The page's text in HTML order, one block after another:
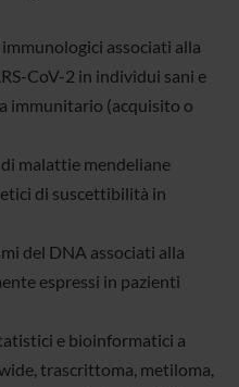
associati alla
CoV-2 in individui sani e
immunitario (acquisito o
malattie mendeliane
di suscettibilità in
del DNA associati alla
espressi in pazienti
e bioinformatici a
trascrittoma, metiloma,